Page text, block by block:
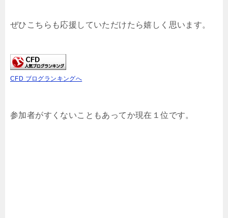
ぜひこちらも応援していただけたら嬉しく思います。
CFD ブログランキングへ
参加者がすくないこともあってか現在１位です。